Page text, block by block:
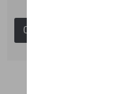
Catalogue Porsche